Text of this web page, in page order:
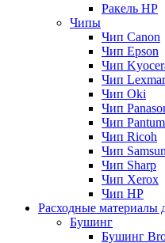
Ракель НР
Чипы
Чип Canon
Чип Epson
Чип
Чип
Чип Oki
Чип
Чип Pantum
Чип Ricoh
Чип
Чип Sharp
Чип Xerox
Чип НР
Расходные материалы
Бушинг
Бушинг